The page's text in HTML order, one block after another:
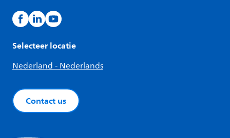
Selecteer locatie
Nederland - Nederlands
Contact us